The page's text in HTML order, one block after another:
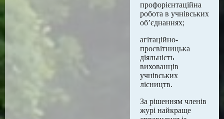
профорієнтаційна
робота в учнівських
об’єднаннях;
агітаційно-
просвітницька
діяльність
вихованців
учнівських
лісництв.
За рішенням членів
журі найкраще